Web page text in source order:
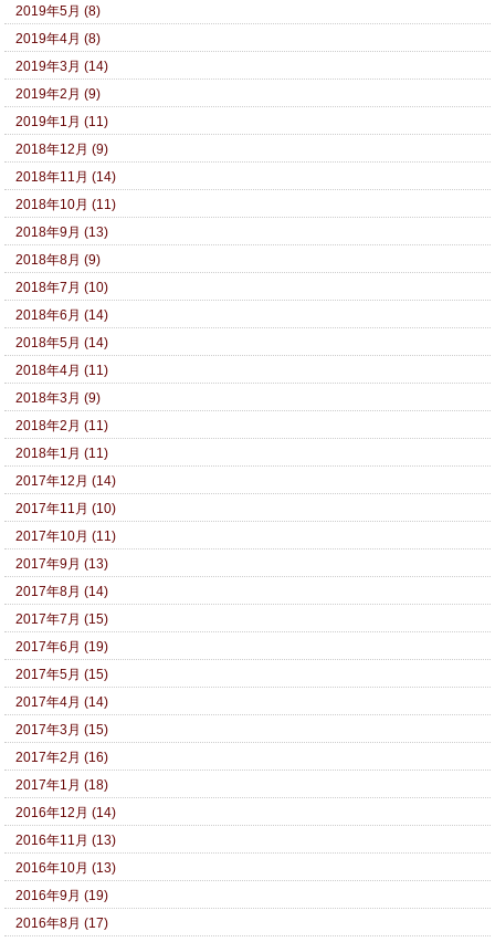
2019年5月 (8)
2019年4月 (8)
2019年3月 (14)
2019年2月 (9)
2019年1月 (11)
2018年12月 (9)
2018年11月 (14)
2018年10月 (11)
2018年9月 (13)
2018年8月 (9)
2018年7月 (10)
2018年6月 (14)
2018年5月 (14)
2018年4月 (11)
2018年3月 (9)
2018年2月 (11)
2018年1月 (11)
2017年12月 (14)
2017年11月 (10)
2017年10月 (11)
2017年9月 (13)
2017年8月 (14)
2017年7月 (15)
2017年6月 (19)
2017年5月 (15)
2017年4月 (14)
2017年3月 (15)
2017年2月 (16)
2017年1月 (18)
2016年12月 (14)
2016年11月 (13)
2016年10月 (13)
2016年9月 (19)
2016年8月 (17)